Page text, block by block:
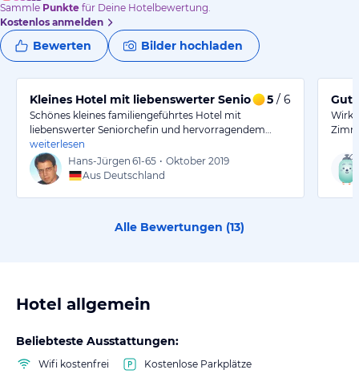
Sammle Punkte für Deine Hotelbewertung.
Kostenlos anmelden
Bewerten Bilder hochladen
Kleines Hotel mit liebenswerter Seniorchefin
5 / 6
Schönes kleines familiengeführtes Hotel mit
liebenswerter Seniorchefin und hervorragendem…
weiterlesen
Hans-Jürgen 61-65 • Oktober 2019
Aus Deutschland
Alle Bewertungen (13)
Hotel allgemein
Beliebteste Ausstattungen:
Wifi kostenfrei Kostenlose Parkplätze